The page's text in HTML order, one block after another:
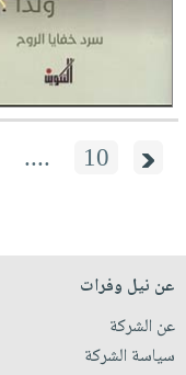
.... 10
عن نيل وفرات
عن الشركة
سياسة الشركة